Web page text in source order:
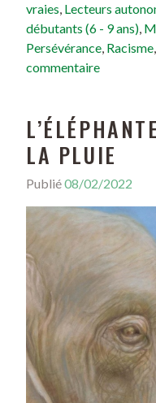
vraies, Lecteurs
débutants (6 - 9 ans),
Persévérance, Racisme,
commentaire
LA PLUIE
Publié08/02/2022